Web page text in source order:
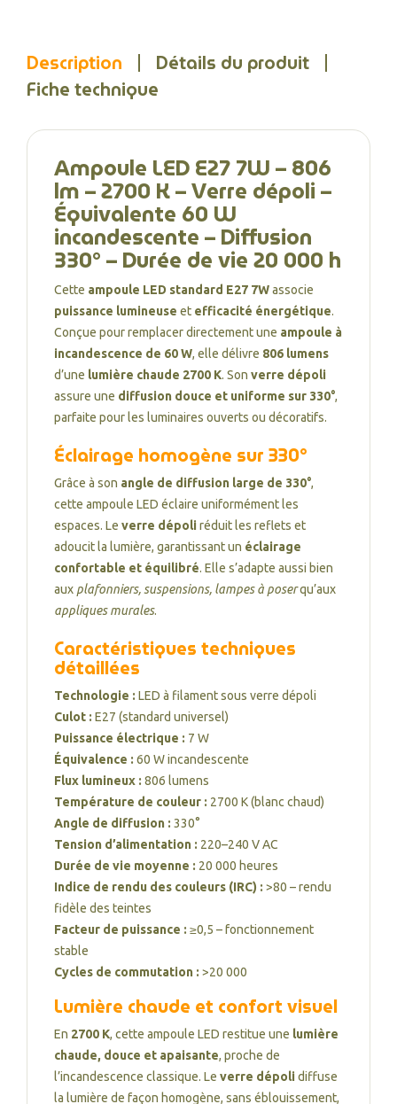
Description
Détails du produit
Fiche technique
Ampoule LED E27 7W – 806
lm – 2700 K – Verre dépoli –
Équivalente 60 W
incandescente – Diffusion
330° – Durée de vie 20 000 h
Cette ampoule LED standard E27 7Wassocie
puissance lumineuse et efficacité énergétique.
Conçue pour remplacer directement une ampoule à
incandescence de 60 W, elle délivre 806 lumens
d’une lumière chaude 2700 K. Son verre dépoli
assure une diffusion douce et uniforme sur 330°,
parfaite pour les luminaires ouverts ou décoratifs.
Éclairage homogène sur 330°
Grâce à son angle de diffusion large de 330°,
cette ampoule LED éclaire uniformément les
espaces. Le verre dépoliréduit les reflets et
adoucit la lumière, garantissant un éclairage
confortable et équilibré. Elle s’adapte aussi bien
aux plafonniers, suspensions, lampes à poserqu’aux
appliques murales.
Caractéristiques techniques
détaillées
Technologie : LED à filament sous verre dépoli
Culot : E27 (standard universel)
Puissance électrique : 7 W
Équivalence : 60 W incandescente
Flux lumineux : 806 lumens
Température de couleur : 2700 K (blanc chaud)
Angle de diffusion : 330°
Tension d’alimentation : 220–240 V AC
Durée de vie moyenne : 20 000 heures
Indice de rendu des couleurs (IRC) : >80 – rendu
fidèle des teintes
Facteur de puissance : ≥0,5 – fonctionnement
stable
Cycles de commutation : >20 000
Lumière chaude et confort visuel
En 2700 K, cette ampoule LED restitue une lumière
chaude, douce et apaisante, proche de
l’incandescence classique. Le verre dépolidiffuse
la lumière de façon homogène, sans éblouissement,